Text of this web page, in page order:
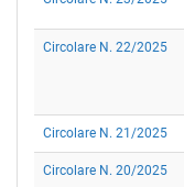
Circolare N. 22/2025
Circolare N. 21/2025
Circolare N. 20/2025